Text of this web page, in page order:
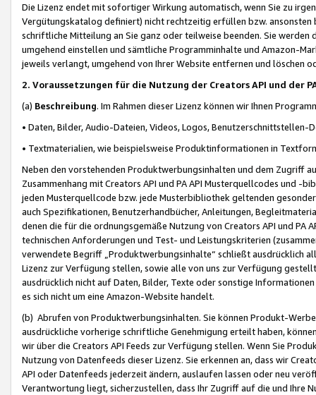
Die Lizenz endet mit sofortiger Wirkung automatisch, wenn Sie zu
Vergütungskatalog definiert) nicht rechtzeitig erfüllen bzw. ansonsten
schriftliche Mitteilung an Sie ganz oder teilweise beenden. Sie werden
umgehend einstellen und sämtliche Programminhalte und Amazon-
jeweils verlangt, umgehend von Ihrer Website entfernen und löschen
2. Voraussetzungen für die Nutzung der Creators API und der
(a) Beschreibung. Im Rahmen dieser Lizenz können wir Ihnen
• Daten, Bilder, Audio-Dateien, Videos, Logos, Benutzerschnittstellen-
• Textmaterialien, wie beispielsweise Produktinformationen in
Neben den vorstehenden Produktwerbungsinhalten und dem Zugriff
Zusammenhang mit Creators API und PA API Musterquellcodes und
jeden Musterquellcode bzw. jede Musterbibliothek geltenden
auch Spezifikationen, Benutzerhandbücher, Anleitungen,
denen die für die ordnungsgemäße Nutzung von Creators API und PA
technischen Anforderungen und Test- und Leistungskriterien
verwendete Begriff „Produktwerbungsinhalte“ schließt ausdrücklich
Lizenz zur Verfügung stellen, sowie alle von uns zur Verfügung
ausdrücklich nicht auf Daten, Bilder, Texte oder sonstige
es sich nicht um eine Amazon-Website handelt.
(b) Abrufen von Produktwerbungsinhalten. Sie können Produkt-
ausdrückliche vorherige schriftliche Genehmigung erteilt haben,
wir über die Creators API Feeds zur Verfügung stellen. Wenn Sie
Nutzung von Datenfeeds dieser Lizenz. Sie erkennen an, dass wir
API oder Datenfeeds jederzeit ändern, auslaufen lassen oder neu
Verantwortung liegt, sicherzustellen, dass Ihr Zugriff auf die und Ihre